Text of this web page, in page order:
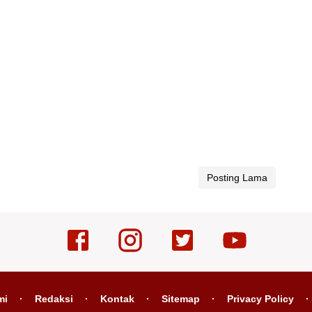
Posting Lama
Redaksi Kontak Sitemap Privacy Policy